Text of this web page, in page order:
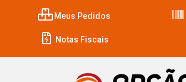
Meus Pedidos
Notas Fiscais